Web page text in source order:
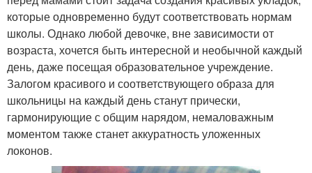
которые одновременно будут соответствовать нормам
школы. Однако любой девочке, вне зависимости от
возраста, хочется быть интересной и необычной каждый
день, даже посещая образовательное учреждение.
Залогом красивого и соответствующего образа для
школьницы на каждый день станут прически,
гармонирующие с общим нарядом, немаловажным
моментом также станет аккуратность уложенных
локонов.